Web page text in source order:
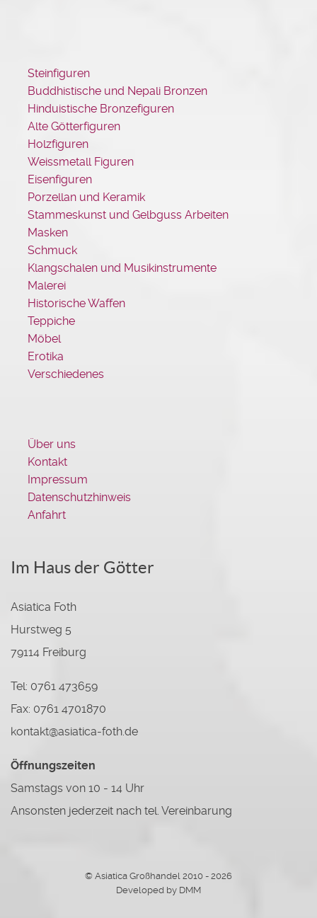
Steinfiguren
Buddhistische und Nepali Bronzen
Hinduistische Bronzefiguren
Alte Götterfiguren
Holzfiguren
Weissmetall Figuren
Eisenfiguren
Porzellan und Keramik
Stammeskunst und Gelbguss Arbeiten
Masken
Schmuck
Klangschalen und Musikinstrumente
Malerei
Historische Waffen
Teppiche
Möbel
Erotika
Verschiedenes
Über uns
Kontakt
Impressum
Datenschutzhinweis
Anfahrt
Im Haus der Götter
Asiatica Foth
Hurstweg 5
79114 Freiburg
Tel: 0761 473659
Fax: 0761 4701870
kontakt@asiatica-foth.de
Öffnungszeiten
Samstags von 10 - 14 Uhr
Ansonsten jederzeit nach tel. Vereinbarung
© Asiatica Großhandel 2010 - 2026
Developed by DMM